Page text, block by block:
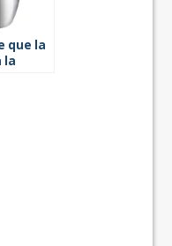
que la
la